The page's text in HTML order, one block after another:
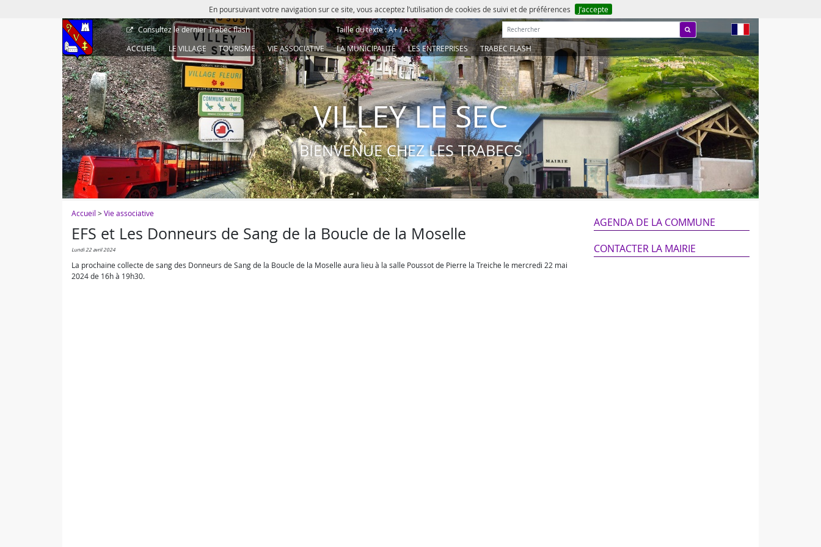
En poursuivant votre navigation sur ce site, vous acceptez l’utilisation de cookies de suivi et de préférences J’accepte
Consultez le dernierTrabec flash Taille du texte :A+/A- Rechercher :
ACCUEIL
LE VILLAGE TOURISME VIE ASSOCIATIVE LA MUNICIPALITÉ LES ENTREPRISES TRABEC FLASH
VILLEY LE SEC
BIENVENUE CHEZ LES TRABECS
Accueil >Vie associative
EFS et Les Donneurs de Sang de la Boucle de la Moselle
lundi 22 avril 2024
La prochaine collecte de sang des Donneurs de Sang de la Boucle de la Moselle aura lieu à la salle Poussot de Pierre la Treiche le mercredi 22 mai
2024 de 16h à 19h30.
AGENDA DE LA COMMUNE
CONTACTER LA MAIRIE